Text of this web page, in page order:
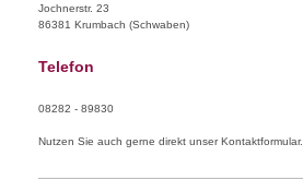
Jochnerstr. 23
86381 Krumbach (Schwaben)
Telefon
08282 - 89830
Nutzen Sie auch gerne direkt unser Kontaktformular.